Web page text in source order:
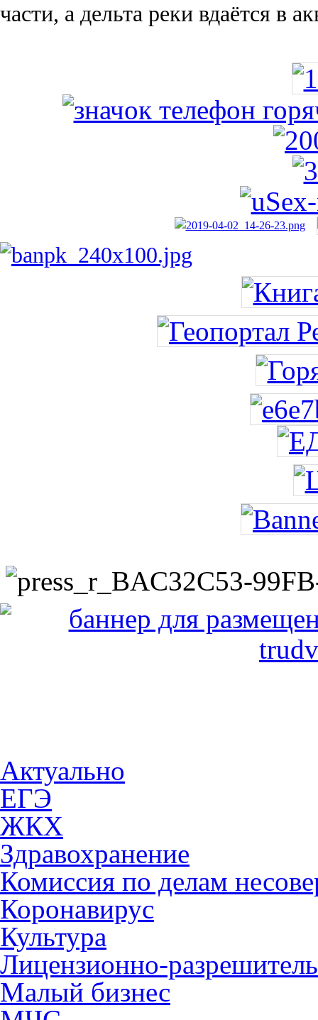
части, а дельта реки вда­ётся в
Актуально
ЕГЭ
ЖКХ
Здравохранение
Комиссия по делам
Коронавирус
Культура
Лицензионно-
Малый бизнес